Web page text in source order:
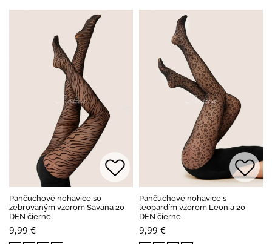
Pančuchové nohavice so
zebrovaným vzorom Savana 20
DEN čierne
9,99 €
Pančuchové nohavice s
leopardím vzorom Leonia 20
DEN čierne
9,99 €